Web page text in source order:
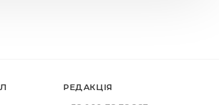
РЕДАКЦІЯ